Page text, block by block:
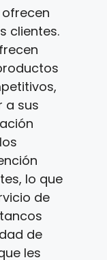
ofrecen
clientes.
a sus
lo que
de
de
les